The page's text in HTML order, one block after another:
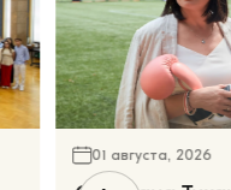
01 августа, 2026